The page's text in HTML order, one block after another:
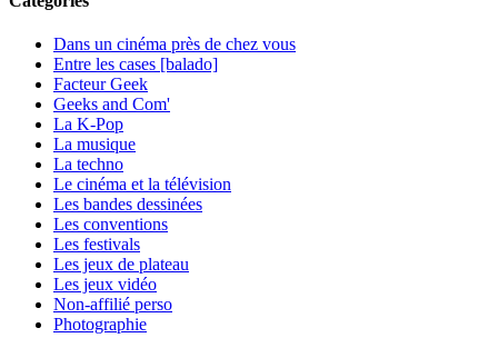
Dans un cinéma près de chez vous
Entre les cases [balado]
Facteur Geek
Geeks and Com'
La K-Pop
La musique
La techno
Le cinéma et la télévision
Les bandes dessinées
Les conventions
Les festivals
Les jeux de plateau
Les jeux vidéo
Non-affilié perso
Photographie